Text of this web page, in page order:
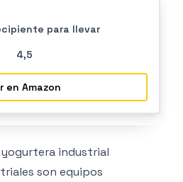
para llevar
4,5
en Amazon
industrial
son equipos